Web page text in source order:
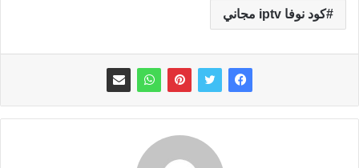
كود نوفا iptv مجاني